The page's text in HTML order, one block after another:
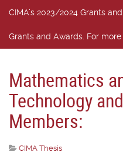
CIMA’s 2023/2024 Grants
Grants and Awards. For
Mathematics
Technology
Members:
CIMA Thesis